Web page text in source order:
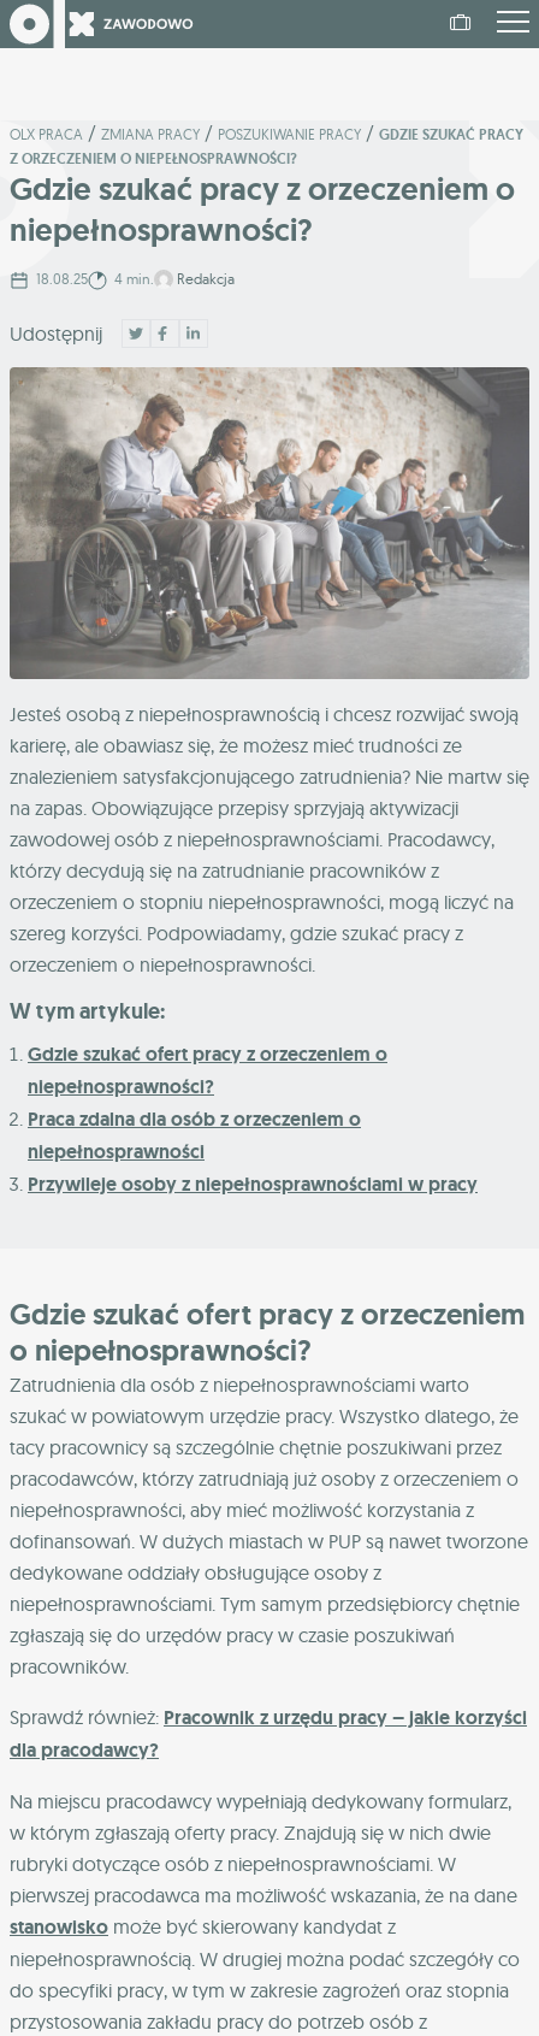
OLX PRACA / ZMIANA PRACY / POSZUKIWANIE PRACY / GDZIE SZUKAĆ PRACY
Z ORZECZENIEM O NIEPEŁNOSPRAWNOŚCI?
Gdzie szukać pracy z orzeczeniem o
niepełnosprawności?
18.08.25 4 min. Redakcja
Udostępnij
Jesteś osobą z niepełnosprawnością i chcesz rozwijać swoją
karierę, ale obawiasz się, że możesz mieć trudności ze
znalezieniem satysfakcjonującego zatrudnienia? Nie martw się
na zapas. Obowiązujące przepisy sprzyjają aktywizacji
zawodowej osób z niepełnosprawnościami. Pracodawcy,
którzy decydują się na zatrudnianie pracowników z
orzeczeniem o stopniu niepełnosprawności, mogą liczyć na
szereg korzyści. Podpowiadamy, gdzie szukać pracy z
orzeczeniem o niepełnosprawności.
W tym artykule:
Gdzie szukać ofert pracy z orzeczeniem o
niepełnosprawności?
Praca zdalna dla osób z orzeczeniem o
niepełnosprawności
Przywileje osoby z niepełnosprawnościami w pracy
Gdzie szukać ofert pracy z orzeczeniem
o niepełnosprawności?
Zatrudnienia dla osób z niepełnosprawnościami warto
szukać w powiatowym urzędzie pracy. Wszystko dlatego, że
tacy pracownicy są szczególnie chętnie poszukiwani przez
pracodawców, którzy zatrudniają już osoby z orzeczeniem o
niepełnosprawności, aby mieć możliwość korzystania z
dofinansowań. W dużych miastach w PUP są nawet tworzone
dedykowane oddziały obsługujące osoby z
niepełnosprawnościami. Tym samym przedsiębiorcy chętnie
zgłaszają się do urzędów pracy w czasie poszukiwań
pracowników.
Sprawdź również: Pracownik z urzędu pracy – jakie korzyści
dla pracodawcy?
Na miejscu pracodawcy wypełniają dedykowany formularz,
w którym zgłaszają oferty pracy. Znajdują się w nich dwie
rubryki dotyczące osób z niepełnosprawnościami. W
pierwszej pracodawca ma możliwość wskazania, że na dane
stanowisko może być skierowany kandydat z
niepełnosprawnością. W drugiej można podać szczegóły co
do specyfiki pracy, w tym w zakresie zagrożeń oraz stopnia
przystosowania zakładu pracy do potrzeb osób z